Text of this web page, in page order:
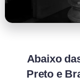
Abaixo
Preto e